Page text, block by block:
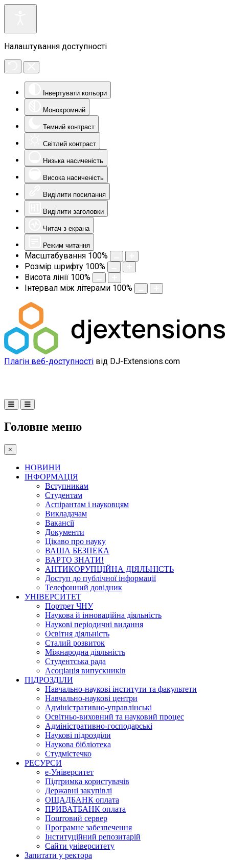
Налаштування доступності
Інвертувати кольори
Монохромний
Темний контраст
Світлий контраст
Низька насиченість
Висока насиченість
Виділити посилання
Виділити заголовки
Читач з екрана
Режим читання
Масштабування 100%
Розмір шрифту 100%
Висота лінії 100%
Інтервал між літерами 100%
Плагін веб-доступності від DJ-Extensions.com
Головне меню
×
НОВИНИ
ІНФОРМАЦІЯ
Вступникам
Студентам
Аспірантам і науковцям
Викладачам
Вакансії
Документи
Цікаво про науку
ВАША БЕЗПЕКА
ВАРТО ЗНАТИ!
АНТИКОРУПЦІЙНА ДІЯЛЬНІСТЬ
Доступ до публічної інформації
Телефонний довідник
УНІВЕРСИТЕТ
Портрет ЧНУ
Наукова й інноваційна діяльність
Наукові періодичні видання
Освітня діяльність
Сталий розвиток
Міжнародна діяльність
Студентська рада
Асоціація випускників
ПІДРОЗДІЛИ
Навчально-наукові інститути та факультети
Навчально-наукові центри
Адміністративно-управлінські
Освітньо-виховний та науковий процес
Адміністративно-господарські
Наукові підрозділи
Наукова бібліотека
Студмістечко
РЕСУРСИ
е-Університет
Підтримка користувачів
Державні закупівлі
ОЩАДБАНК оплата
ПРИВАТБАНК оплата
Поштовий сервер
Програмне забезпечення
Інституційний репозитарій
Сайти університету
Запитати у ректора